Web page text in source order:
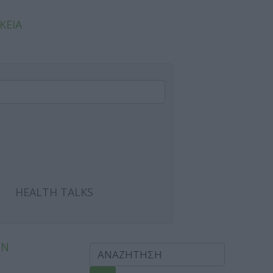
HEALTH TALKS